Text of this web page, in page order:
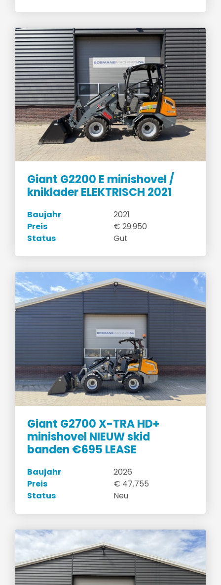
Giant G2200 E minishovel /
kniklader ELEKTRISCH 2021
Baujahr
2021
Preis
€ 29.950
Status
Gut
Giant G2700 X-TRA HD+
minishovel NIEUW skid
banden €695 LEASE
Baujahr
2026
Preis
€ 47.755
Status
Neu